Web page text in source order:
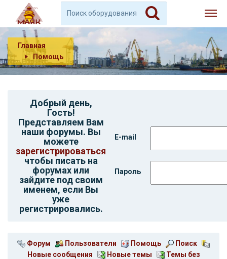
Главная
Помощь
Добрый день,
Гость!
Представляем Вам
наши форумы. Вы
можете
зарегистрироваться
чтобы писать на
форумах или
зайдите под своим
именем, если Вы
уже
регистрировались.
E-mail
Пароль
Форум Пользователи Помощь
Поиск
Новые сообщения
Новые темы
Темы без